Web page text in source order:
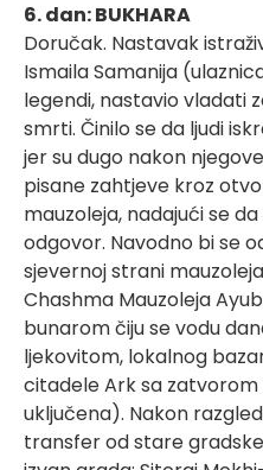
6. dan: BUKHARA
Doručak. Nastavak
Ismaila Samanija
legendi, nastavio vladati
smrti. Činilo se da ljudi
jer su dugo nakon
pisane zahtjeve kroz
mauzoleja, nadajući se
odgovor. Navodno bi se
sjevernoj strani
Chashma Mauzoleja
bunarom čiju se vodu
ljekovitom, lokalnog
citadele Ark sa zatvorom
uključena). Nakon
transfer od stare